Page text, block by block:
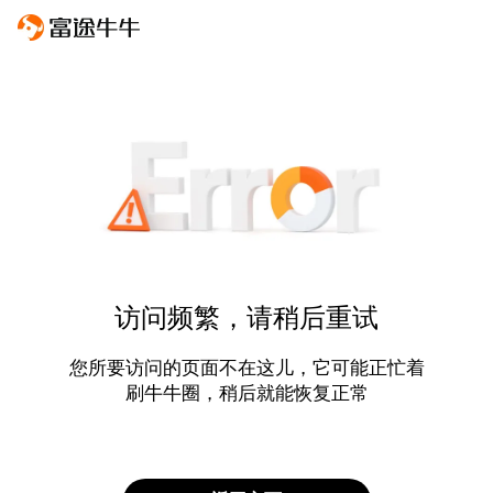
访问频繁，请稍后重试
您所要访问的页面不在这儿，它可能正忙着
刷牛牛圈，稍后就能恢复正常